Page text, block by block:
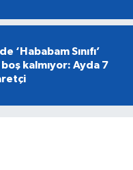
‘Hababam Sınıfı’
kalmıyor: Ayda 7